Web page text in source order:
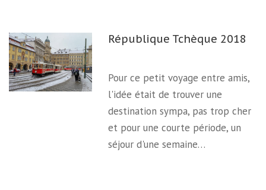
République Tchèque 2018
Pour ce petit voyage entre amis,
l'idée était de trouver une
destination sympa, pas trop cher
et pour une courte période, un
séjour d'une semaine…